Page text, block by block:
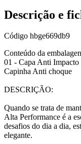
Descrição e
Código hbge669db9
Conteúdo da
01 - Capa Anti Impacto
Capinha Anti choque
DESCRIÇÃO:
Quando se trata de
Alta Performance é a
desafios do dia a dia,
elegante.